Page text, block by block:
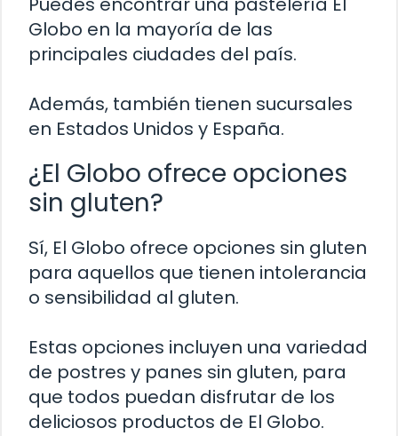
Globo en la mayoría de las
principales ciudades del país.
Además, también tienen sucursales
en Estados Unidos y España.
¿El Globo ofrece opciones
sin gluten?
Sí, El Globo ofrece opciones sin gluten
para aquellos que tienen intolerancia
o sensibilidad al gluten.
Estas opciones incluyen una variedad
de postres y panes sin gluten, para
que todos puedan disfrutar de los
deliciosos productos de El Globo.